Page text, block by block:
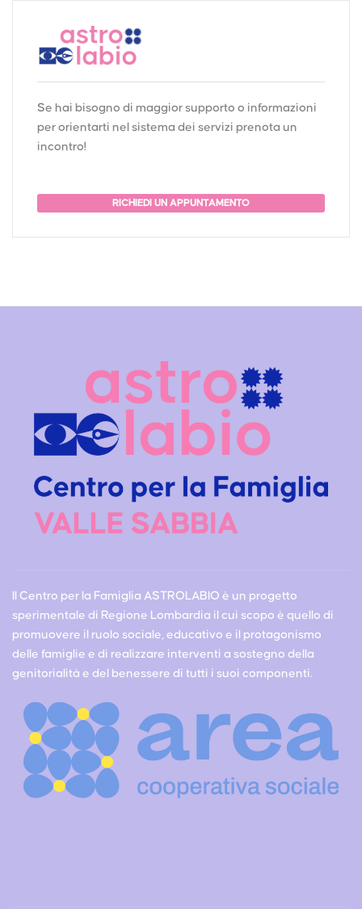
Se hai bisogno di maggior supporto o informazioni
per orientarti nel sistema dei servizi prenota un
incontro!
RICHIEDI UN APPUNTAMENTO
Il Centro per la Famiglia ASTROLABIO è un progetto
sperimentale di Regione Lombardia il cui scopo è quello di
promuovere il ruolo sociale, educativo e il protagonismo
delle famiglie e di realizzare interventi a sostegno della
genitorialità e del benessere di tutti i suoi componenti.